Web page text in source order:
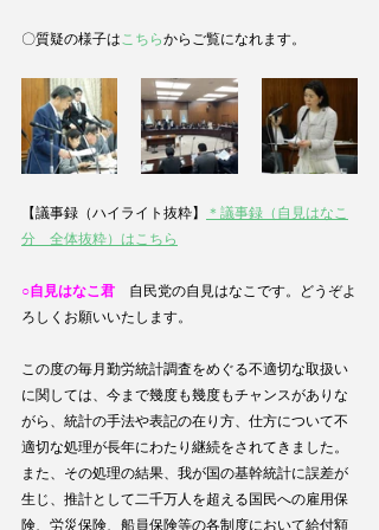
〇質疑の様子はこちらからご覧になれます。
【議事録（ハイライト抜粋】
＊議事録（自見はなこ
分　全体抜粋）はこちら
○自見はなこ君 自民党の自見はなこです。どうぞよ
ろしくお願いいたします。
この度の毎月勤労統計調査をめぐる不適切な取扱い
に関しては、今まで幾度も幾度もチャンスがありな
がら、統計の手法や表記の在り方、仕方について不
適切な処理が長年にわたり継続をされてきました。
また、その処理の結果、我が国の基幹統計に誤差が
生じ、推計として二千万人を超える国民への雇用保
険、労災保険、船員保険等の各制度において給付額